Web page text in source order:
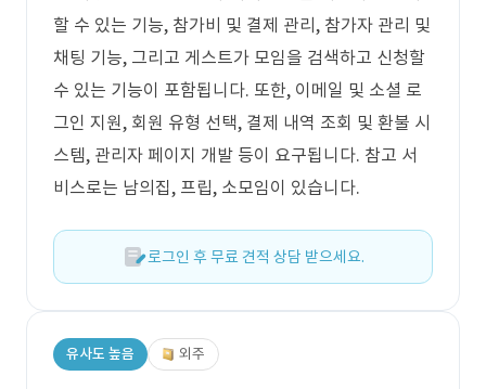
할 수 있는 기능, 참가비 및 결제 관리, 참가자 관리 및
채팅 기능, 그리고 게스트가 모임을 검색하고 신청할
수 있는 기능이 포함됩니다. 또한, 이메일 및 소셜 로
그인 지원, 회원 유형 선택, 결제 내역 조회 및 환불 시
스템, 관리자 페이지 개발 등이 요구됩니다. 참고 서
비스로는 남의집, 프립, 소모임이 있습니다.
로그인 후 무료 견적 상담 받으세요.
유사도 높음 외주